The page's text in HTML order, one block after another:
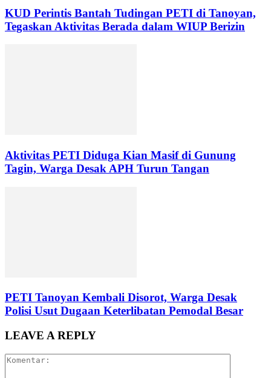
KUD Perintis Bantah Tudingan PETI di Tanoyan,
Tegaskan Aktivitas Berada dalam WIUP Berizin
Aktivitas PETI Diduga Kian Masif di Gunung
Tagin, Warga Desak APH Turun Tangan
PETI Tanoyan Kembali Disorot, Warga Desak
Polisi Usut Dugaan Keterlibatan Pemodal Besar
LEAVE A REPLY